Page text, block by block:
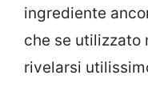
ingrediente
che se utilizzato
rivelarsi